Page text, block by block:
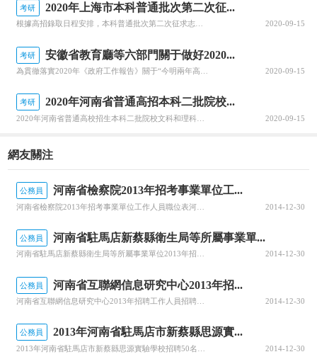
考研 2020年上海市本科普通批次第二次征...
根據高招錄取日程安排，本科普通批次第二次征求志愿將于8月29日上午10:00至8月30日上午10:00進行填報。經研究審定，2020年上海市普通高校招生本科普通批次第二次征求志愿降分控制線為385分。查字典小編整理相關資訊，關注一下~本科普通批次第二次征求志愿填報即將開始根據高招錄取日程安排，本科普... 2020-09-15
考研 安徽省教育廳等六部門關于做好2020...
2020-09-15
考研 2020年河南省普通高招本科二批院校...
2020-09-15
網友關注
公務員 河南省檢察院2013年招考事業單位工...
河南省檢察院2013年招考事業單位工作人員職位表河南省檢察機關2013年招考478名公務員 2014-12-30
公務員 河南省駐馬店新蔡縣衛生局等所屬事業單...
河南省駐馬店新蔡縣衛生局等所屬事業單位2013年招聘289名專業技術人員報考的范圍和對象國家計劃內統招中專及以上，年齡35周歲以下且符合報考條件和崗位要求的畢業生;符合崗位條件的2013年國家計劃內統招的本科畢業生也可報考相應崗位。(年齡截止時間為2013年2月28日)。報考崗位、名額及崗位要求此次 2014-12-30
公務員 河南省互聯網信息研究中心2013年招...
2014-12-30
公務員 2013年河南省駐馬店市新蔡縣思源實...
2014-12-30